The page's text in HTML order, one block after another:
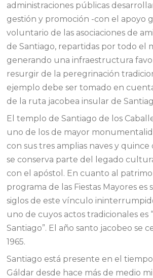
administraciones públicas
gestión y promoción -con el apoyo
voluntario de las asociaciones de
de Santiago, repartidas por todo el
generando una infraestructura
resurgir de la peregrinación
ejemplo debe ser tomado en
de la ruta jacobea insular de
El templo de Santiago de los
uno de los de mayor
con sus tres amplias naves y quince
se conserva parte del legado
con el apóstol. En cuanto al
programa de las Fiestas Mayores es
siglos de este vínculo
uno de cuyos actos tradicionales es
Santiago”. El año santo jacobeo se
1965.
Santiago está presente en el
Gáldar desde hace más de medio